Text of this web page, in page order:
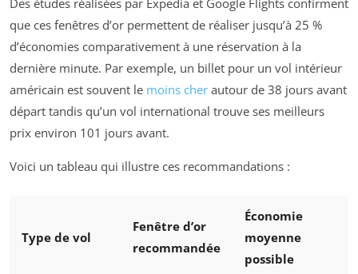
Des études réalisées par Expedia et Google Flights confirment
que ces fenêtres d’or permettent de réaliser jusqu’à 25 %
d’économies comparativement à une réservation à la
dernière minute. Par exemple, un billet pour un vol intérieur
américain est souvent le moins cher autour de 38 jours avant
départ tandis qu’un vol international trouve ses meilleurs
prix environ 101 jours avant.
Voici un tableau qui illustre ces recommandations :
Type de vol
Fenêtre d’or
recommandée
Économie
moyenne
possible